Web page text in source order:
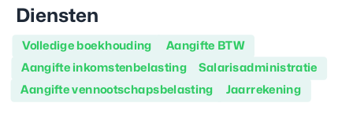
Diensten
Volledige boekhouding Aangifte BTW
Aangifte inkomstenbelasting Salarisadministratie
Aangifte vennootschapsbelasting Jaarrekening